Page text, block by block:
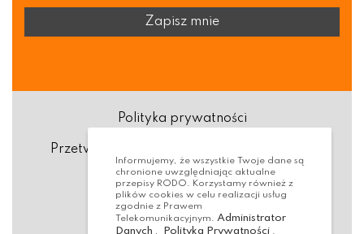
Polityka prywatności
Przetwarzanie danych osobowych (RODO)
Deklaracja dostępności
Dostępność Architektoniczna
Informujemy, że wszystkie Twoje dane są
chronione uwzględniając aktualne
przepisy RODO. Korzystamy również z
plików cookies w celu realizacji usług
zgodnie z Prawem
Telekomunikacyjnym. Administrator
Danych , Polityka Prywatności .